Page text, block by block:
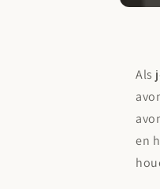
Als
en